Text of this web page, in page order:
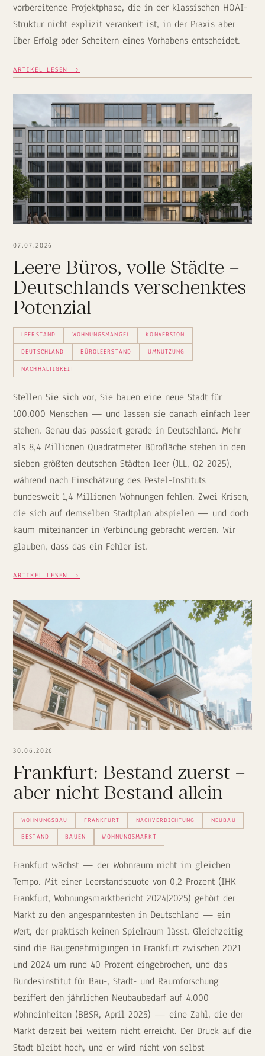
vorbereitende Projektphase, die in der klassischen HOAI-
Struktur nicht explizit verankert ist, in der Praxis aber
über Erfolg oder Scheitern eines Vorhabens entscheidet.
ARTIKEL LESEN →
07.07.2026
Leere Büros, volle Städte –
Deutschlands verschenktes
Potenzial
LEERSTAND WOHNUNGSMANGEL KONVERSION
DEUTSCHLAND BÜROLEERSTAND UMNUTZUNG
NACHHALTIGKEIT
Stellen Sie sich vor, Sie bauen eine neue Stadt für
100.000 Menschen — und lassen sie danach einfach leer
stehen. Genau das passiert gerade in Deutschland. Mehr
als 8,4 Millionen Quadratmeter Bürofläche stehen in den
sieben größten deutschen Städten leer (JLL, Q2 2025),
während nach Einschätzung des Pestel-Instituts
bundesweit 1,4 Millionen Wohnungen fehlen. Zwei Krisen,
die sich auf demselben Stadtplan abspielen — und doch
kaum miteinander in Verbindung gebracht werden. Wir
glauben, dass das ein Fehler ist.
ARTIKEL LESEN →
30.06.2026
Frankfurt: Bestand zuerst –
aber nicht Bestand allein
WOHNUNGSBAU FRANKFURT NACHVERDICHTUNG NEUBAU
BESTAND BAUEN WOHNUNGSMARKT
Frankfurt wächst — der Wohnraum nicht im gleichen
Tempo. Mit einer Leerstandsquote von 0,2 Prozent (IHK
Frankfurt, Wohnungsmarktbericht 2024|2025) gehört der
Markt zu den angespanntesten in Deutschland — ein
Wert, der praktisch keinen Spielraum lässt. Gleichzeitig
sind die Baugenehmigungen in Frankfurt zwischen 2021
und 2024 um rund 40 Prozent eingebrochen, und das
Bundesinstitut für Bau-, Stadt- und Raumforschung
beziffert den jährlichen Neubaubedarf auf 4.000
Wohneinheiten (BBSR, April 2025) — eine Zahl, die der
Markt derzeit bei weitem nicht erreicht. Der Druck auf die
Stadt bleibt hoch, und er wird nicht von selbst